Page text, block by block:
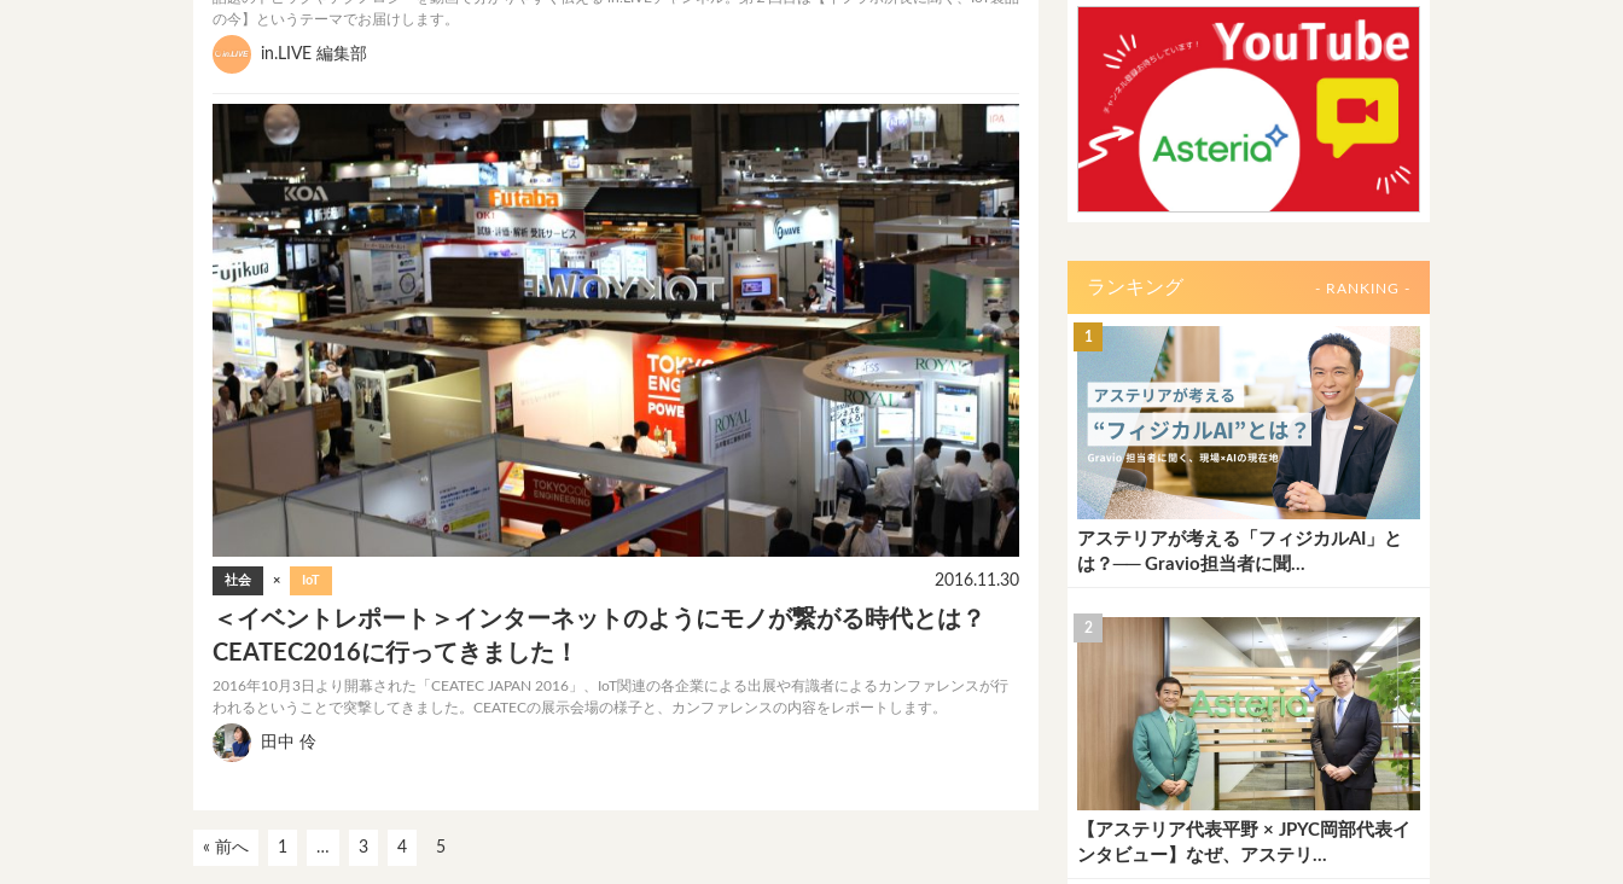
の今】というテーマでお届けします。
in.LIVE 編集部
社会 × IoT 2016.11.30
＜イベントレポート＞インターネットのようにモノが繋がる時代とは？
CEATEC2016に行ってきました！
2016年10月3日より開幕された「CEATEC JAPAN 2016」、IoT関連の各企業による出展や有識者によるカンファレンスが行
われるということで突撃してきました。CEATECの展示会場の様子と、カンファレンスの内容をレポートします。
田中 伶
« 前へ 1 … 3 4 5
ランキング - RANKING -
アステリアが考える「フィジカルAI」と
は？── Gravio担当者に聞...
【アステリア代表平野 × JPYC岡部代表イ
ンタビュー】なぜ、アステリ...